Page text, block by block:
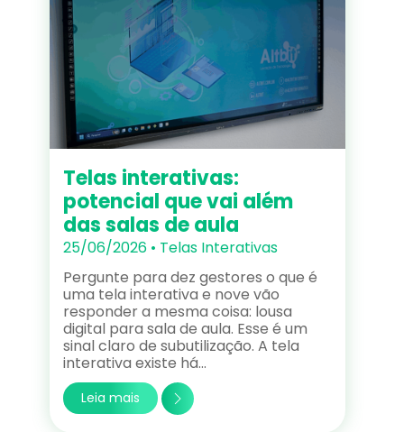
Telas interativas:
potencial que vai além
das salas de aula
25/06/2026 • Telas Interativas
Pergunte para dez gestores o que é
uma tela interativa e nove vão
responder a mesma coisa: lousa
digital para sala de aula. Esse é um
sinal claro de subutilização. A tela
interativa existe há…
Leia mais